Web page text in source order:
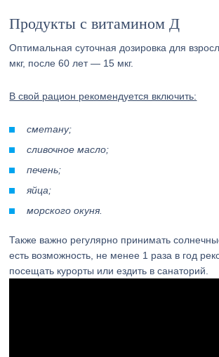
Продукты с витамином Д
Оптимальная суточная дозировка для
мкг, после 60 лет — 15 мкг.
В свой рацион рекомендуется включить:
сметану;
сливочное масло;
печень;
яйца;
морского окуня.
Также важно регулярно принимать
есть возможность, не менее 1 раза в год
посещать курорты или ездить в санаторий.